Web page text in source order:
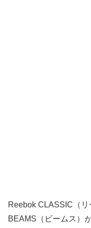
Reebok CLASSIC（
BEAMS（ビームス）